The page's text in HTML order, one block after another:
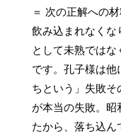
＝ 次の正解への
飲み込まれなくな
として未熟では
です。孔子様は他
ちという」失敗そ
が本当の失敗。昭
たから、落ち込ん